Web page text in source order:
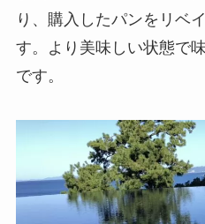
り、購入したパンをリベ
す。より美味しい状態で
です。